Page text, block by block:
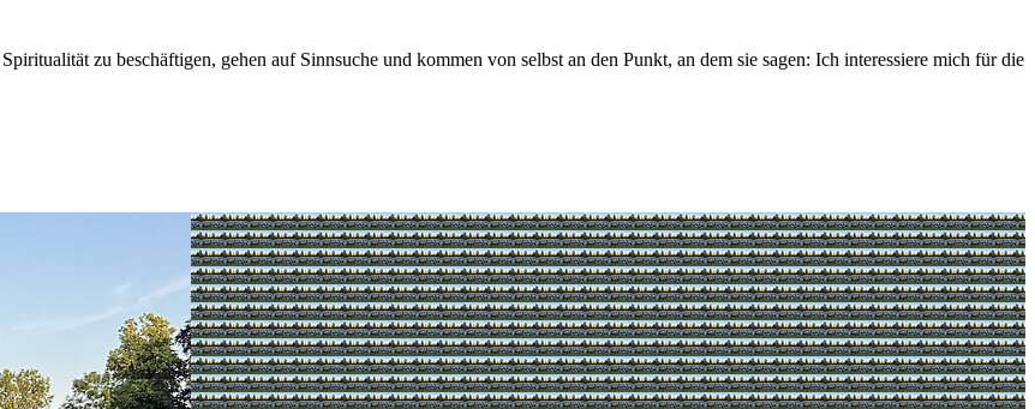
zu beschäftigen, gehen auf Sinnsuche und kommen von selbst an den Punkt, an dem sie sagen: Ich interessiere mich für die